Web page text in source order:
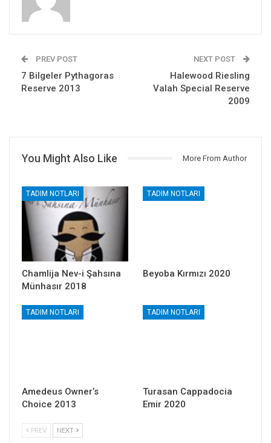
PREV POST
7 Bilgeler Pythagoras
Reserve 2013
NEXT POST
Halewood Riesling
Valah Special Reserve
2009
You Might Also Like More From Author
TADIM NOTLARI
Chamlija Nev-i Şahsına
Münhasır 2018
TADIM NOTLARI
Beyoba Kırmızı 2020
TADIM NOTLARI
Amedeus Owner’s
Choice 2013
TADIM NOTLARI
Turasan Cappadocia
Emir 2020
PREV NEXT